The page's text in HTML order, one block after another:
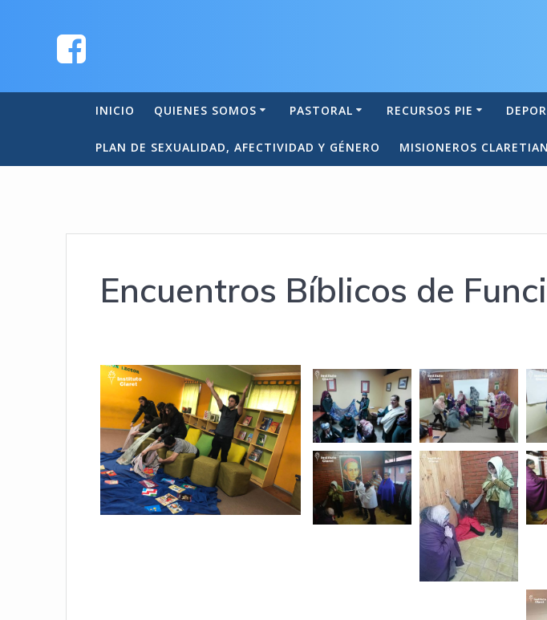
INICIO QUIENES SOMOS PASTORAL RECURSOS PIE
PLAN DE SEXUALIDAD, AFECTIVIDAD Y GÉNERO MISIONEROS
Encuentros Bíblicos de